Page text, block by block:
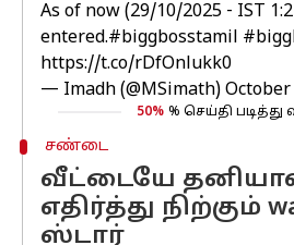
As of now (29/10/2025 - IST
entered.#biggbosstamil
https://t.co/rDfOnlukk0
— Imadh (@MSimath) October
50% % செய்தி படித்து
சண்டை
வீட்டையே
எதிர்த்து நிற்கும்
ஸ்டார்